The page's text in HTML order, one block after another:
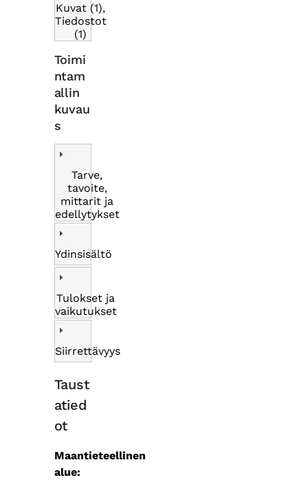
Kuvat (1),
Tiedostot
(1)
Toimi
ntam
allin
kuvau
s
Tarve,
tavoite,
mittarit ja
edellytykset
Ydinsisältö
Tulokset ja
vaikutukset
Siirrettävyys
Taust
atied
ot
Maantieteellinen
alue